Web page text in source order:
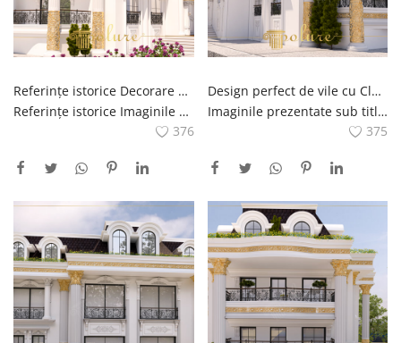
Referințe istorice Decorare vilă clasică cu Polure
Referințe istorice Imaginile prezentate sub titlul de Decorare clasică a vilei cu Polure reflectă decorul clasic al vilei proiectat de compania Polure cu o înțelegere unică.În aceste proiecte, referințele istorice se întâlnesc cu stilul de viață modern, magia trecutului se îmbină cu confortul de astăzi. elementele create cu materialele poliuretanice Polure adaugă o atmosferă unică spațiilor interioare și exterioare.Detalii perfecte.Reliefurile, coloanele și arcadele adaugă caracter și identitate estetică decorului vilei.Aceste proiecte sub titlul de Referințe Istorice oferă o experiență unică pentru cei care iubesc stilul clasic.
376
Design perfect de vile cu Classic Elegans Polure
Imaginile prezentate sub titlul Perfect Villa Designs with Classic Elegans Polure reflectă proiectele extraordinare de vile clasice purtând semnătura companiei Polure.Aceste design de vile orbiesc privirea oferind o eleganță și o eleganță perfecte.Eleganța stilului arhitectural clasic se întâlnește cu confortul vieții moderne în aceste proiecte, în care fiecare detaliu este gândit cu atenție și aplicat cu expertiză.Reliefurile, coloanele și arcadele din poliuretan Polure realizate cu materiale adaugă o estetică unică designurilor de vile.Aceste vile sub titlul de Eleganță Clasică oferă o opțiune perfectă pentru cei care caută confort și estetică împreună.
375